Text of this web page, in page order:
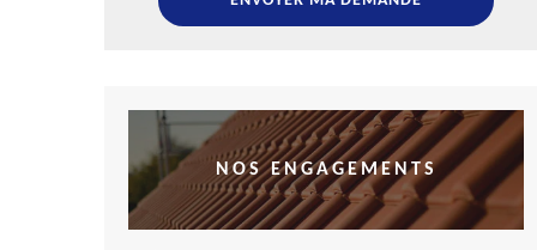
NOS ENGAGEMENTS